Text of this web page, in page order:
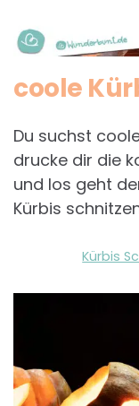
coole
Du suchst
drucke dir die
und los geht
Kürbis
Kürbis